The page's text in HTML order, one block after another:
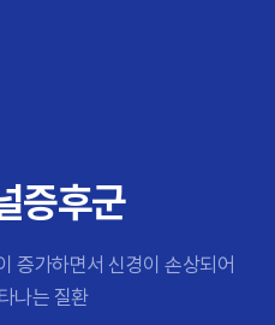
#허리디스크
증후군
증가하면서 신경이 손상되어
나는 질환